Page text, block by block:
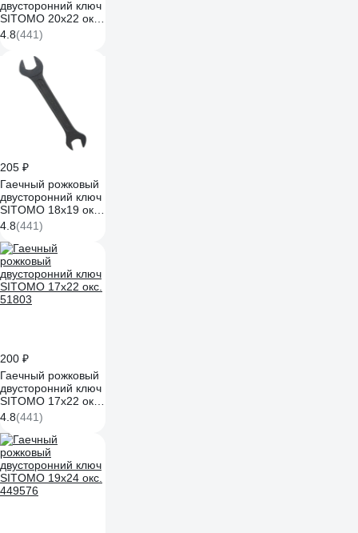
двусторонний ключ
SITOMO 20х22 окс.
43185
4.8(441)
205 ₽
Гаечный рожковый
двусторонний ключ
SITOMO 18х19 окс.
43183
4.8(441)
200 ₽
Гаечный рожковый
двусторонний ключ
SITOMO 17х22 окс.
51803
4.8(441)